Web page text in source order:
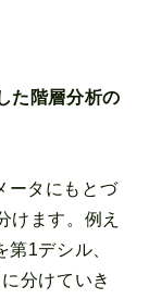
た階層分析の
ータにもとづ
けます。例え
1デシル、
分けていき